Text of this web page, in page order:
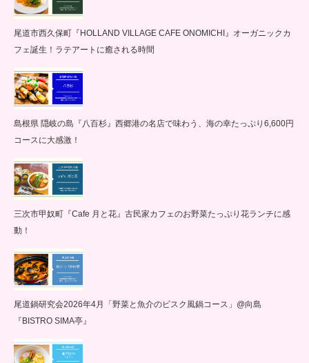
尾道市西久保町『HOLLAND VILLAGE CAFE ONOMICHI』オーガニックカ
フェ誕生！ラテアートに癒される時間
島根県 隠岐の島『八百杉』西郷港の名店で味わう、海の幸たっぷり6,600円
コースに大感激！
三次市甲奴町『Cafe 月と花』古民家カフェのお野菜たっぷり花ランチに感
動！
尾道鍋研究会2026年4月「野菜と魚介のビスク風鍋コース」@向島
『BISTRO SIMA亭』